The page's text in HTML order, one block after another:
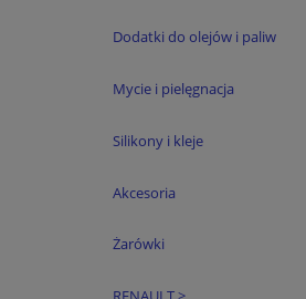
Dodatki do olejów i paliw
Mycie i pielęgnacja
Silikony i kleje
Akcesoria
Żarówki